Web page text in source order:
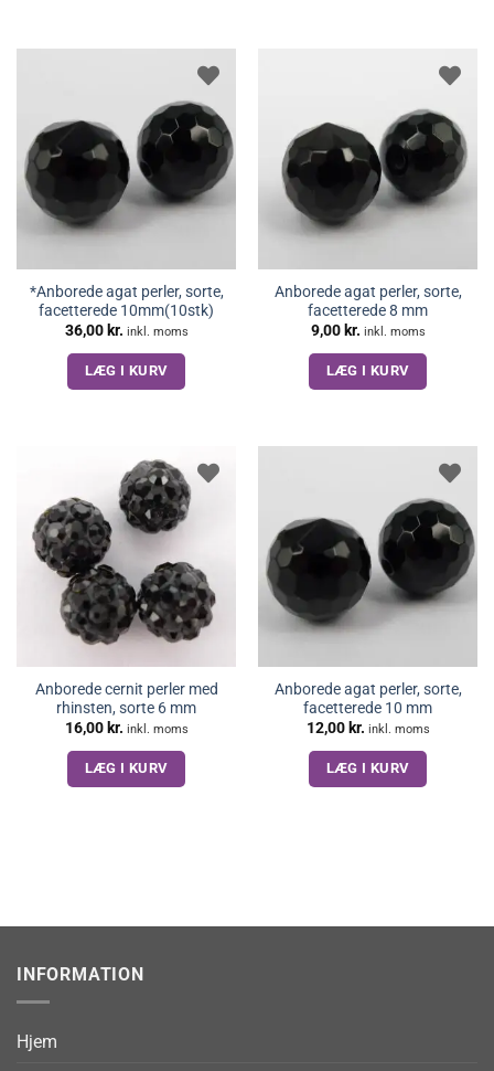
*Anborede agat perler, sorte,
facetterede 10mm(10stk)
36,00 kr. inkl. moms
LÆG I KURV
Anborede agat perler, sorte,
facetterede 8 mm
9,00 kr. inkl. moms
LÆG I KURV
Anborede cernit perler med
rhinsten, sorte 6 mm
16,00 kr. inkl. moms
LÆG I KURV
Anborede agat perler, sorte,
facetterede 10 mm
12,00 kr. inkl. moms
LÆG I KURV
INFORMATION
Hjem